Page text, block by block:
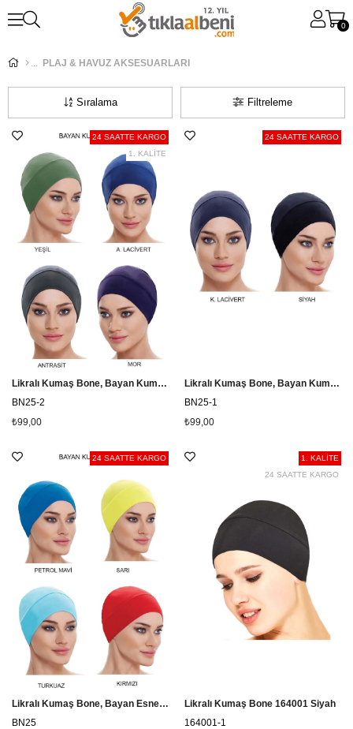
0
PLAJ & HAVUZ AKSESUARLARI
Filtreleme
Sıralama
Likralı Kumaş Bone, Bayan Kumaş Bone
BN25-2
₺99,00
24 SAATTE KARGO
1. KALİTE
Likralı Kumaş Bone, Bayan Kumaş Bone, Renkli
BN25-1
₺99,00
24 SAATTE KARGO
Likralı Kumaş Bone, Bayan Esnek Kumaş Bone
BN25
24 SAATTE KARGO
Likralı Kumaş Bone 164001 Siyah
164001-1
1. KALİTE
24 SAATTE KARGO